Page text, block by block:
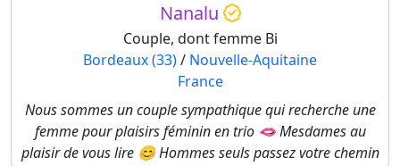
Nanalu
Couple, dont femme Bi
Bordeaux (33)/ Nouvelle-Aquitaine
France
Nous sommes un couple sympathique qui recherche une
femme pour plaisirs féminin en trio 🫦 Mesdames au
plaisir de vous lire 😊 Hommes seuls passez votre chemin